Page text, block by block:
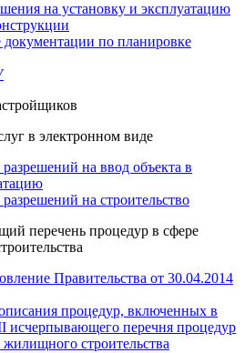
на установку и эксплуатацию
по планировке
в электронном виде
на ввод объекта в
на строительство
перечень процедур в сфере
Правительства от 30.04.2014
процедур, включенных в
исчерпывающего перечня процедур
жилищного строительства